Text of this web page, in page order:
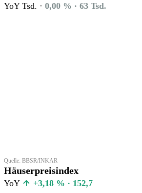
YoY Tsd. · 0,00 % · 63 Tsd.
Quelle: BBSR/INKAR
Häuserpreisindex
YoY +3,18 % · 152,7